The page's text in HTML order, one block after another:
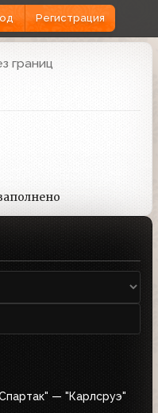
Регистрация
границ
— "Карлсруэ"